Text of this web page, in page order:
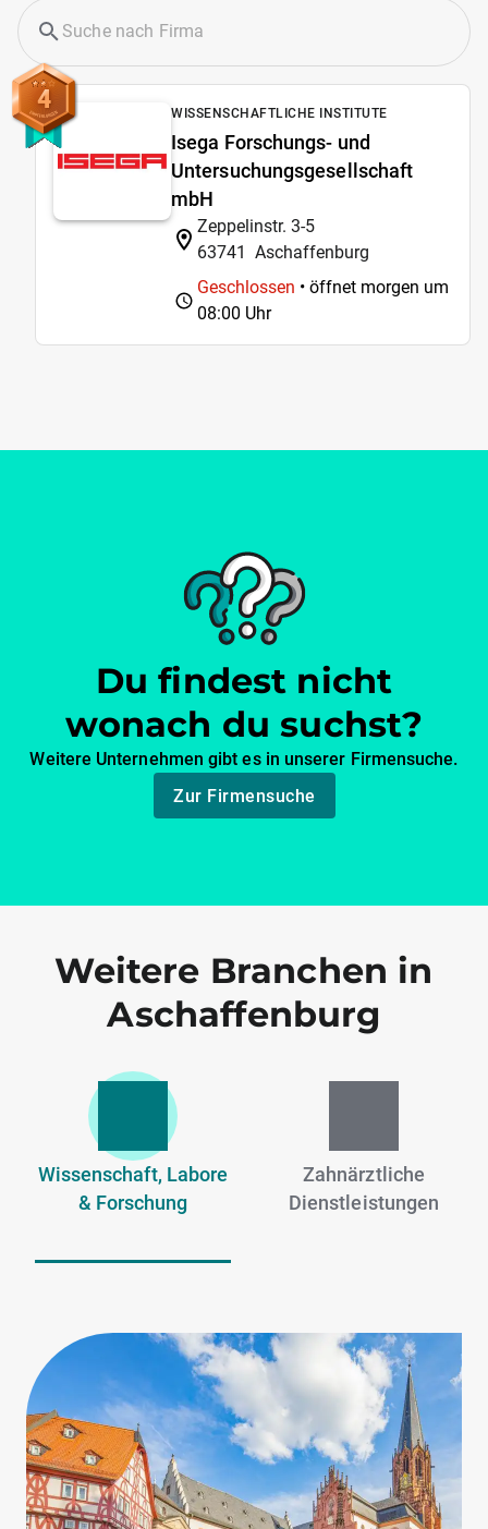
4 WISSENSCHAFTLICHE INSTITUTE
Isega Forschungs- und
Untersuchungsgesellschaft
mbH
Zeppelinstr. 3-5
63741 Aschaffenburg
Geschlossen • öffnet morgen um
08:00 Uhr
Du findest nicht
wonach du suchst?
Weitere Unternehmen gibt es in unserer Firmensuche.
Zur Firmensuche
Weitere Branchen in
Aschaffenburg
Wissenschaft, Labore
& Forschung
Zahnärztliche
Dienstleistungen